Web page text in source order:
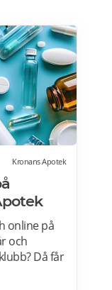
Kronans Apotek
online på
och
Då får
online.